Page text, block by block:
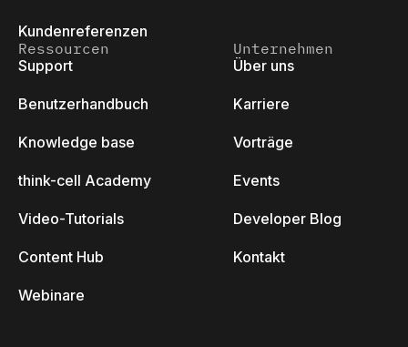
Kundenreferenzen
Ressourcen
Support
Benutzerhandbuch
Knowledge base
think-cell Academy
Video-Tutorials
Content Hub
Webinare
Unternehmen
Über uns
Karriere
Vorträge
Events
Developer Blog
Kontakt